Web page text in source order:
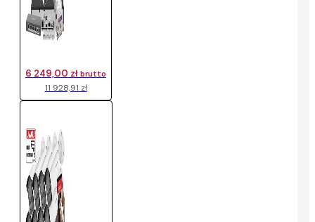
11 928,91 zł
6 249,00 zł brutto